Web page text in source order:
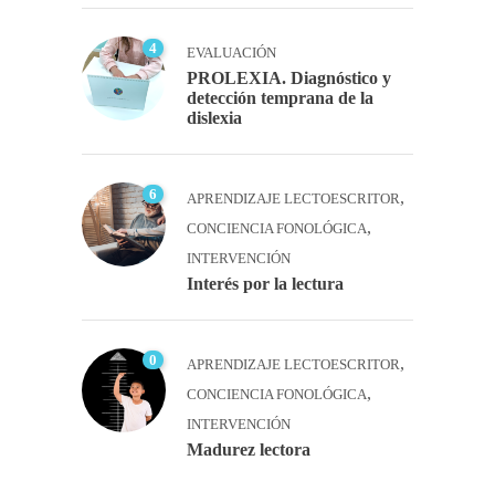
4 EVALUACIÓN
PROLEXIA. Diagnóstico y
detección temprana de la
dislexia
6 APRENDIZAJE LECTOESCRITOR,
CONCIENCIA FONOLÓGICA,
INTERVENCIÓN
Interés por la lectura
0 APRENDIZAJE LECTOESCRITOR,
CONCIENCIA FONOLÓGICA,
INTERVENCIÓN
Madurez lectora